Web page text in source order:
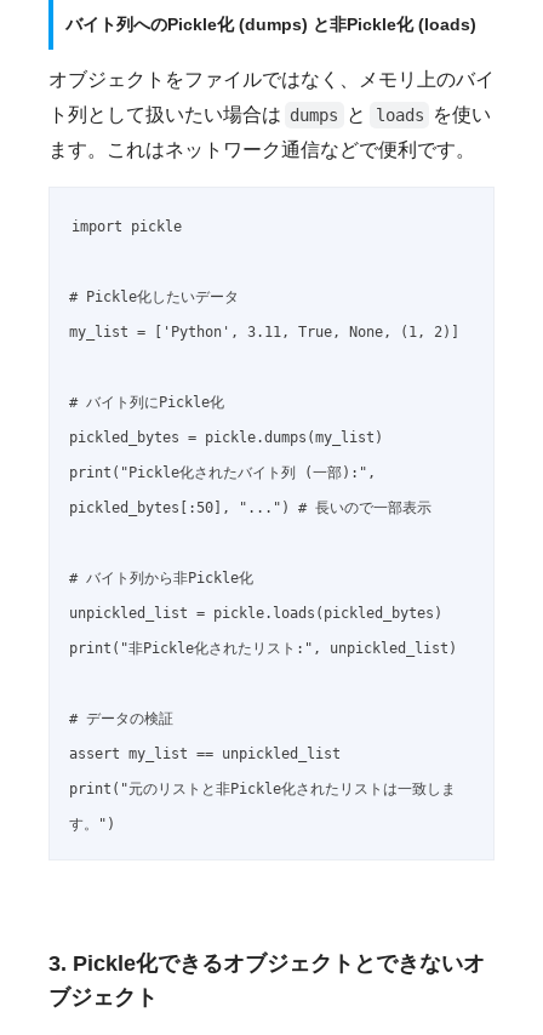
バイト列へのPickle化 (dumps) と非Pickle化 (loads)
オブジェクトをファイルではなく、メモリ上のバイ
ト列として扱いたい場合は dumps と loads
を使い
ます。これはネットワーク通信などで便利です。
import pickle
# Pickle化したいデータ
my_list = ['Python', 3.11, True, None, (1, 2)]
# バイト列にPickle化
pickled_bytes = pickle.dumps(my_list)
print("Pickle化されたバイト列 (一部):",
pickled_bytes[:50], "...") # 長いので一部表示
# バイト列から非Pickle化
unpickled_list = pickle.loads(pickled_bytes)
print("非Pickle化されたリスト:", unpickled_list)
# データの検証
assert my_list == unpickled_list
print("元のリストと非Pickle化されたリストは一致しま
3. Pickle化できるオブジェクトとできないオ
ブジェクト